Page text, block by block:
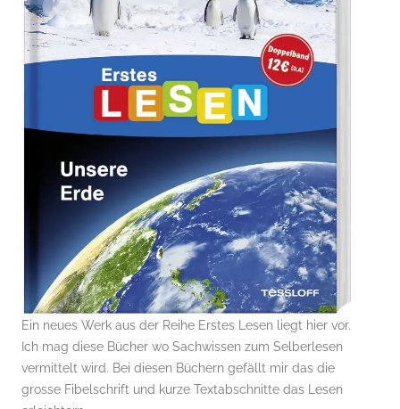
Ein neues Werk aus der Reihe Erstes Lesen liegt hier vor.
Ich mag diese Bücher wo Sachwissen zum Selberlesen
vermittelt wird. Bei diesen Büchern gefällt mir das die
grosse Fibelschrift und kurze Textabschnitte das Lesen